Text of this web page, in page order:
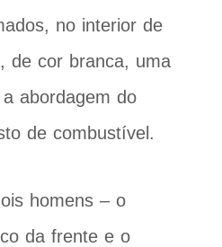
no interior de
de cor branca, uma
abordagem do
de combustível.
homens – o
da frente e o